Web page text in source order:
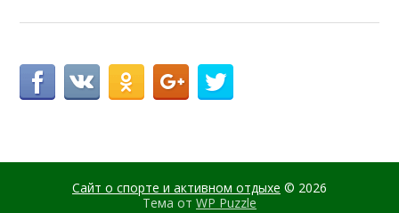
Сайт о спорте и активном отдыхе © 2026
Тема от WP Puzzle